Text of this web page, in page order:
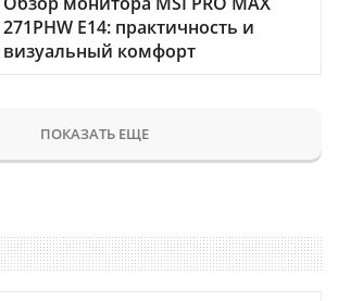
271PHW E14: практичность и
визуальный комфорт
ПОКАЗАТЬ ЕЩЕ